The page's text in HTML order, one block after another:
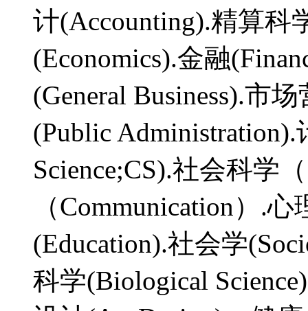
计(Accounting).精算科
(Economics).金融
(General Business).市
(Public
Science;CS).社会科学
（Communication）.
(Education).社会学
科学(Biological